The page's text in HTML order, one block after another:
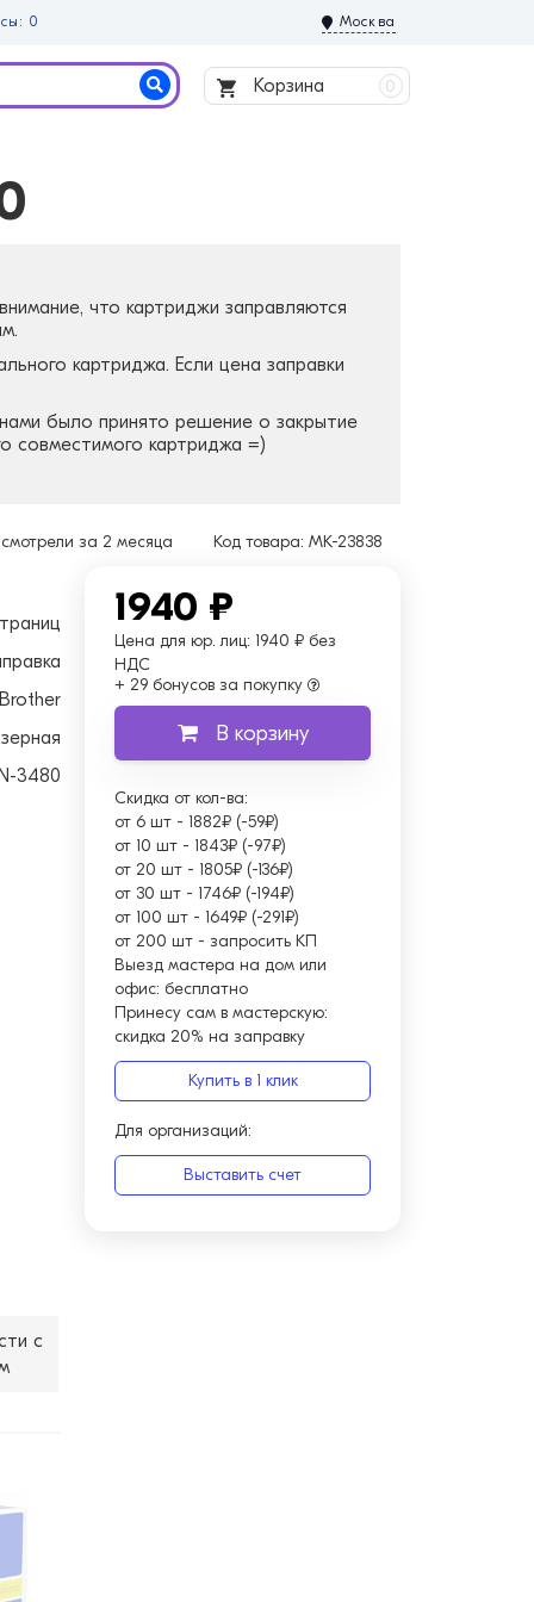
0 Москва
Корзина 0
что картриджи заправляются
картриджа. Если цена заправки
было принято решение о закрытие
совместимого картриджа =)
за 2 месяца Код товара: MK-23838
Brother
3480
1940 ₽
Цена для юр. лиц: 1940 ₽ без
НДС
+ 29 бонусов за покупку
В корзину
Скидка от кол-ва:
от 6 шт - 1882₽ (-59₽)
от 10 шт - 1843₽ (-97₽)
от 20 шт - 1805₽ (-136₽)
от 30 шт - 1746₽ (-194₽)
от 100 шт - 1649₽ (-291₽)
от 200 шт - запросить КП
Выезд мастера на дом или
офис: бесплатно
Принесу сам в мастерскую:
скидка 20% на заправку
Купить в 1 клик
Для организаций:
Выставить счет
с